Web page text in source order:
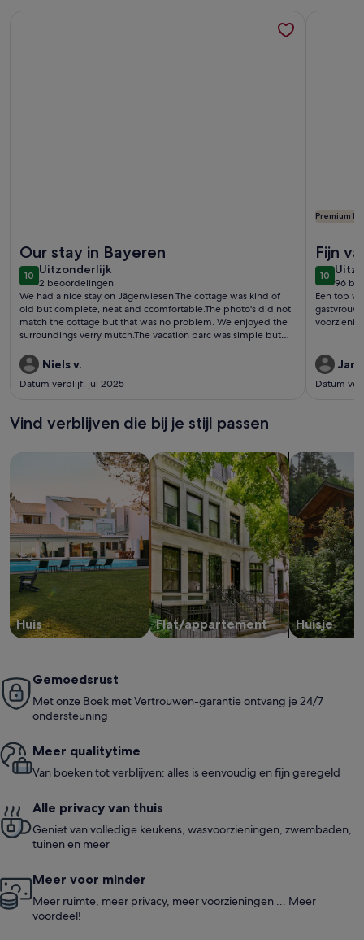
Our stay in Bayeren
1010 op 10
Uitzonderlijk
uitzonderlijk
2 beoordelingen
(2
beoordelingen)
We had a nice stay on Jägerwiesen.The cottage was kind of
old but complete, neat and ccomfortable.The photo's did not
match the cottage but that was no problem. We enjoyed the
surroundings verry mutch.The vacation parc was simple but
darts.The restaurant, located on the entrance of the parc was
nice.The location suited us perfect for our goal, to undertake
trip to Waldkirchen and Surroudings
Niels v.
Datum verblijf: jul 2025
Premium
Fijn
1010 op 10
96
(96
Een top
gastvrouw
Datum
Vind verblijven die bij je stijl passen
Huis
Zoeken naar huizen
Flat/appartement
Zoeken naar flats/appartementen
Huisje
Huisjes
Gemoedsrust
Met onze Boek met Vertrouwen-garantie ontvang je 24/7
ondersteuning
Meer quali­ty­time
Van boeken tot verblijven: alles is eenvoudig en fijn geregeld
Alle privacy van thuis
Geniet van volledige keukens, wasvoorzieningen, zwembaden,
tuinen en meer
Meer voor minder
Meer ruimte, meer privacy, meer voorzieningen ... Meer
voordeel!